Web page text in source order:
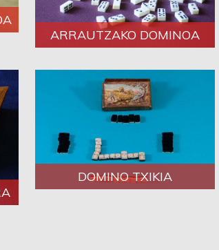
ARRAUTZAKO DOMINOA
DOMINO TXIKIA